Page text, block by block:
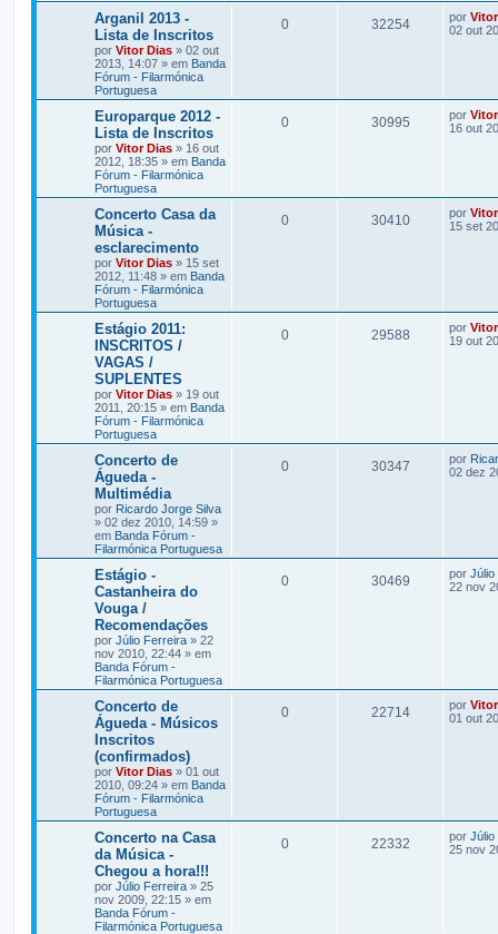
Arganil 2013 -
Lista de Inscritos
por Vitor Dias » 02 out
2013, 14:07 » em Banda
Fórum - Filarmónica
Portuguesa
0 32254 por
02 out
Europarque 2012 -
Lista de Inscritos
por Vitor Dias » 16 out
2012, 18:35 » em Banda
Fórum - Filarmónica
Portuguesa
0 30995 por
16 out
Concerto Casa da
Música -
esclarecimento
por Vitor Dias » 15 set
2012, 11:48 » em Banda
Fórum - Filarmónica
Portuguesa
0 30410 por
15 set
Estágio 2011:
INSCRITOS /
VAGAS /
SUPLENTES
por Vitor Dias » 19 out
2011, 20:15 » em Banda
Fórum - Filarmónica
Portuguesa
0 29588 por
19 out
Concerto de
Águeda -
Multimédia
por Ricardo Jorge Silva
» 02 dez 2010, 14:59 »
em Banda Fórum -
Filarmónica Portuguesa
0 30347 por
02 dez
Estágio -
Castanheira do
Vouga /
Recomendações
por Júlio Ferreira » 22
nov 2010, 22:44 » em
Banda Fórum -
Filarmónica Portuguesa
0 30469 por Júlio
22 nov
Concerto de
Águeda - Músicos
Inscritos
(confirmados)
por Vitor Dias » 01 out
2010, 09:24 » em Banda
Fórum - Filarmónica
Portuguesa
0 22714 por
01 out
Concerto na Casa
da Música -
Chegou a hora!!!
por Júlio Ferreira » 25
nov 2009, 22:15 » em
Banda Fórum -
Filarmónica Portuguesa
0 22332 por Júlio
25 nov